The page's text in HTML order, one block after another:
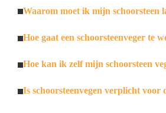
Waarom moet ik mijn schoorsteen
Hoe gaat een schoorsteenveger te
Hoe kan ik zelf mijn schoorsteen
Is schoorsteenvegen verplicht voor